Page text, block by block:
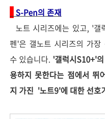
S-Pen의 존재
노트 시리즈에는 있고, '
펜'은 갤노트 시리즈의 가
수 있습니다. '갤럭시S10+'
용하지 못한다는 점에서 뛰
지 가진 '노트9'에 대한 선호